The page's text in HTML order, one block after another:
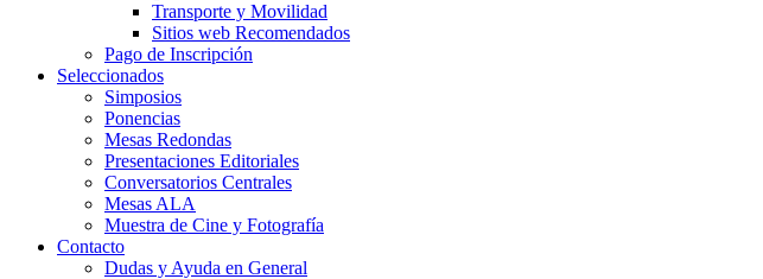
Transporte y Movilidad
Sitios web Recomendados
Pago de Inscripción
Seleccionados
Simposios
Ponencias
Mesas Redondas
Presentaciones Editoriales
Conversatorios Centrales
Mesas ALA
Muestra de Cine y Fotografía
Contacto
Dudas y Ayuda en General